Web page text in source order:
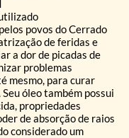
povos do Cerrado
de feridas e
a dor de picadas de
problemas
mesmo, para curar
óleo também possui
propriedades
de absorção de raios
considerado um